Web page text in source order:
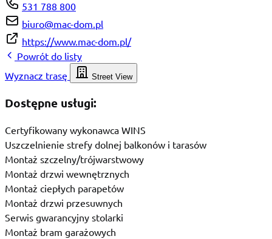
531 788 800
biuro@mac-dom.pl
https://www.mac-dom.pl/
Powrót do listy
Wyznacz trasę
Street View
Dostępne usługi:
Certyfikowany wykonawca WINS
Uszczelnienie strefy dolnej balkonów i tarasów
Montaż szczelny/trójwarstwowy
Montaż drzwi wewnętrznych
Montaż ciepłych parapetów
Montaż drzwi przesuwnych
Serwis gwarancyjny stolarki
Montaż bram garażowych